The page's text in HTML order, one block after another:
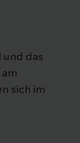
und das
sich im